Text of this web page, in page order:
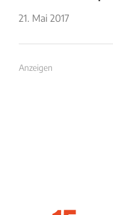
21. Mai 2017
Anzeigen